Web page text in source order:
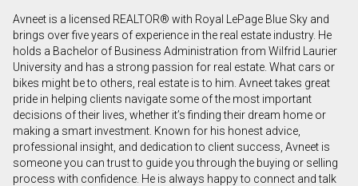
Prénom
et
Nom
Courriel
Téléphone
(Optionnel)
Message
Avneet is a licensed REALTOR® with Royal LePage Blue Sky and
brings over five years of experience in the real estate industry. He
holds a Bachelor of Business Administration from Wilfrid Laurier
University and has a strong passion for real estate. What cars or
bikes might be to others, real estate is to him. Avneet takes great
pride in helping clients navigate some of the most important
decisions of their lives, whether it’s finding their dream home or
making a smart investment. Known for his honest advice,
professional insight, and dedication to client success, Avneet is
someone you can trust to guide you through the buying or selling
process with confidence. He is always happy to connect and talk